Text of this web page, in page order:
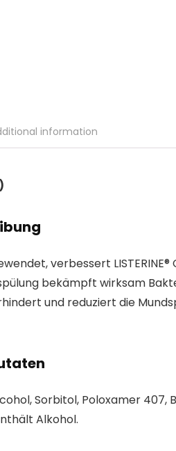
information
verbessert
bekämpft wirksam
und reduziert die
Sorbitol, Poloxamer
Alkohol.